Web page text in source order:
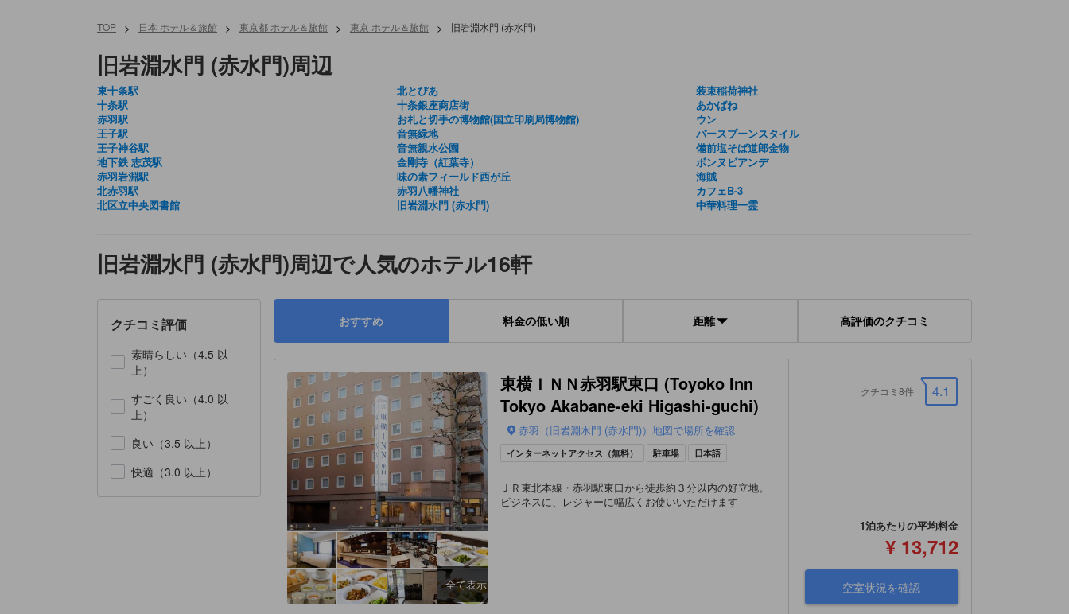
TOP > 日本 ホテル＆旅館 > 東京都 ホテル＆旅館 > 東京 ホテル＆旅館 > 旧岩淵水門 (赤水門)
旧岩淵水門 (赤水門)周辺
東十条駅
十条駅
赤羽駅
王子駅
王子神谷駅
地下鉄 志茂駅
赤羽岩淵駅
北赤羽駅
北区立中央図書館
北とぴあ
十条銀座商店街
お札と切手の博物館(国立印刷局博物館)
音無緑地
音無親水公園
金剛寺（紅葉寺）
味の素フィールド西が丘
赤羽八幡神社
旧岩淵水門 (赤水門)
装束稲荷神社
あかばね
ウン
バースプーンスタイル
備前塩そば道郎金物
ボンヌビアンデ
海賊
カフェB-3
中華料理一霊
旧岩淵水門 (赤水門)周辺で人気のホテル16軒
クチコミ評価
素晴らしい（4.5 以
上）
すごく良い（4.0 以
上）
良い（3.5 以上）
快適（3.0 以上）
おすすめ 料金の低い順 距離 高評価のクチコミ
全て表示
東横ＩＮＮ赤羽駅東口 (Toyoko Inn
Tokyo Akabane-eki Higashi-guchi)
赤羽（旧岩淵水門 (赤水門)）地図で場所を確認
インターネットアクセス（無料） 駐車場 日本語
ＪＲ東北本線・赤羽駅東口から徒歩約３分以内の好立地。
ビジネスに、レジャーに幅広くお使いいただけます
4.1
クチコミ8件
1泊あたりの平均料金
¥ 13,712
空室状況を確認